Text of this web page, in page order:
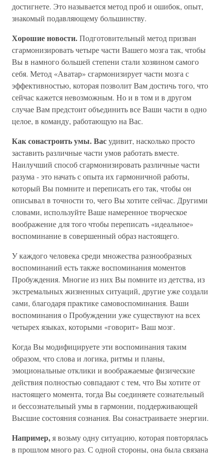
достигнете. Это называется метод проб и ошибок, опыт,
знакомый подавляющему большинству.
Хорошие новости.Подготовительный метод призван
сгармонизировать четыре части Вашего мозга так, чтобы
Вы в намного большей степени стали хозяином самого
себя. Метод «Аватар» сгармонизирует части мозга с
эффективностью, которая позволит Вам достичь того, что
сейчас кажется невозможным. Но и в том и в другом
случае Вам предстоит объединить все Ваши части в одно
целое, в команду, работающую на Вас.
Как сонастроить умы. Васудивит, насколько просто
заставить различные части умов работать вместе.
Наилучший способ сгармонизировать различные части
разума - это начать с опыта их гармоничной работы,
который Вы помните и переписать его так, чтобы он
описывал в точности то, чего Вы хотите сейчас. Другими
словами, используйте Ваше намеренное творческое
воображение для того чтобы переписать «идеальное»
воспоминание в совершенный образ настоящего.
У каждого человека среди множества разнообразных
воспоминаний есть также воспоминания моментов
Пробуждения. Многие из них Вы помните из детства, из
экстремальных жизненных ситуаций, другие уже создали
сами, благодаря практике самовоспоминания. Ваши
воспоминания о Пробуждении уже существуют на всех
четырех языках, которыми «говорит» Ваш мозг.
Когда Вы модифицируете эти воспоминания таким
образом, что слова и логика, ритмы и планы,
эмоциональные отклики и воображаемые физические
действия полностью совпадают с тем, что Вы хотите от
настоящего момента, тогда Вы соединяете сознательный
и бессознательный умы в гармонии, поддерживающей
Высшие состояния сознания. Вы сонастраиваете энергии.
Например,я возьму одну ситуацию, которая повторялась
в прошлом много раз. С одной стороны, она была связана